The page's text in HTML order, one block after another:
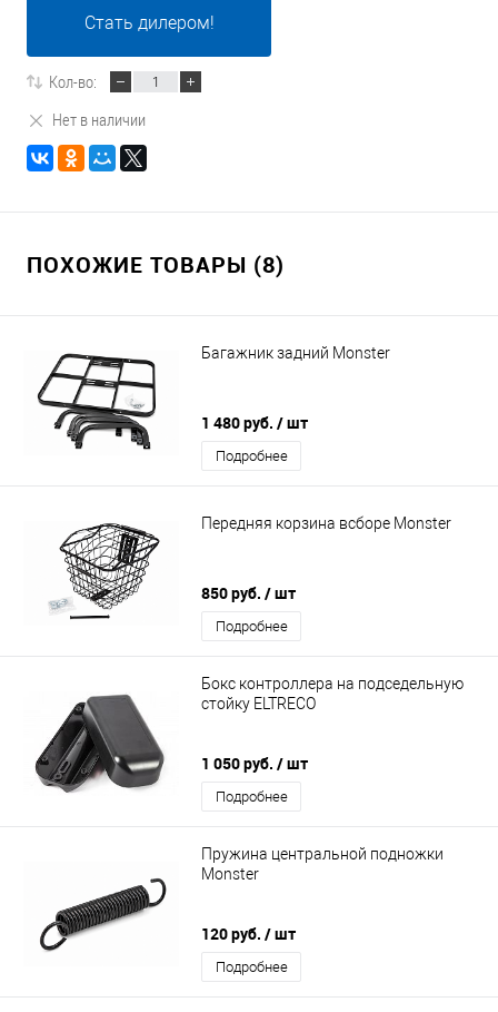
Стать дилером!
Кол-во:
Нет в наличии
ПОХОЖИЕ ТОВАРЫ (8)
Багажник задний Monster
1 480 руб. / шт
Подробнее
Передняя корзина всборе Monster
850 руб. / шт
Подробнее
Бокс контроллера на подседельную
стойку ELTRECO
1 050 руб. / шт
Подробнее
Пружина центральной подножки
Monster
120 руб. / шт
Подробнее